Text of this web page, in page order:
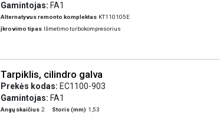
Gamintojas: FA1
Alternatyvus remonto komplektas KT110105E
įkrovimo tipas Išmetimo turbokompresorius
Tarpiklis, cilindro galva
Prekės kodas: EC1100-903
Gamintojas: FA1
Angų skaičius 2 Storis (mm) 1,53